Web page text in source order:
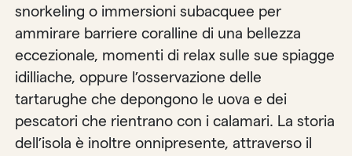
snorkeling o immersioni subacquee per
ammirare barriere coralline di una bellezza
eccezionale, momenti di relax sulle sue spiagge
idilliache, oppure l’osservazione delle
tartarughe che depongono le uova e dei
pescatori che rientrano con i calamari. La storia
dell’isola è inoltre onnipresente, attraverso il